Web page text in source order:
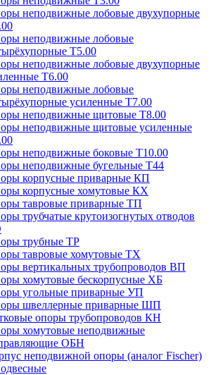
неподвижные лобовые двухупорные
неподвижные лобовые
Т5.00
неподвижные лобовые двухупорные
Т6.00
неподвижные лобовые
усиленные Т7.00
неподвижные щитовые Т8.00
неподвижные щитовые усиленные
неподвижные боковые Т10.00
неподвижные бугельные Т44
корпусные приварные КП
корпусные хомутовые КХ
тавровые приварные ТП
трубчатые крутоизогнутых отводов
трубные ТР
тавровые хомутовые ТХ
вертикальных трубопроводов ВП
хомутовые бескорпусные ХБ
угольные приварные УП
швеллерные приварные ШП
опоры трубопроводов КН
хомутовые неподвижные
ОБН
неподвижной опоры (аналог Fischer)